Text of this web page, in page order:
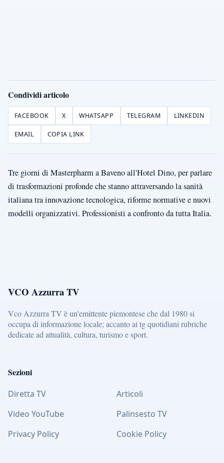
Condividi articolo
FACEBOOK X WHATSAPP TELEGRAM LINKEDIN
EMAIL COPIA LINK
Tre giorni di Masterpharm a Baveno all'Hotel Dino, per parlare
di trasformazioni profonde che stanno attraversando la sanità
italiana tra innovazione tecnologica, riforme normative e nuovi
modelli organizzativi. Professionisti a confronto da tutta Italia.
VCO Azzurra TV
Vco Azzurra TV è un'emittente piemontese che dal 1980 si
occupa di informazione locale; accanto ai tg quotidiani rubriche
dedicate ad attualità, cultura, turismo e sport.
Sezioni
Diretta TV
Articoli
Video YouTube
Palinsesto TV
Privacy Policy
Cookie Policy